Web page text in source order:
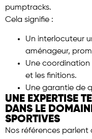
pumptracks.
Cela signifie :
Un interlocuteur
aménageur,
Une coordination
et les finitions.
Une garantie de
UNE EXPERTISE
DANS LE
SPORTIVES
Nos références parlent